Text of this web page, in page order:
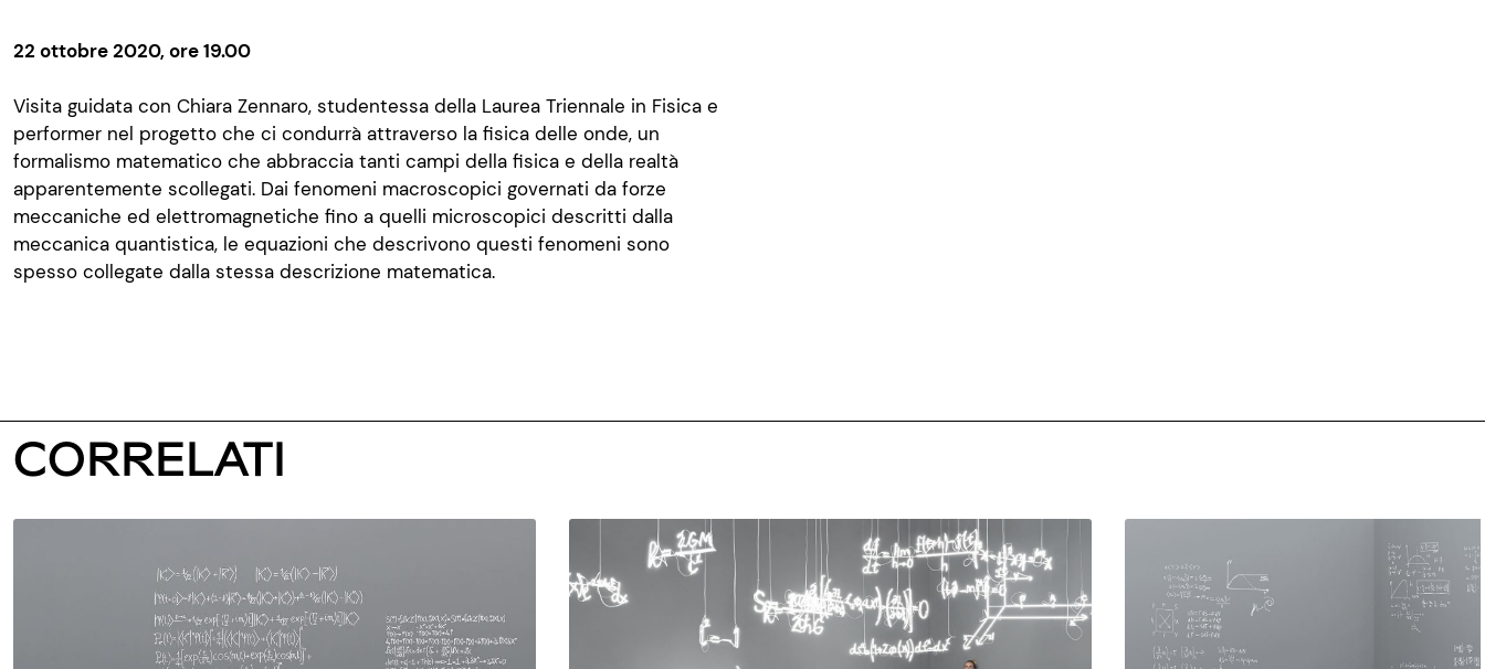
22 ottobre 2020, ore 19.00
Visita guidata con Chiara Zennaro, studentessa della Laurea Triennale in Fisica e
performer nel progetto che ci condurrà attraverso la fisica delle onde, un
formalismo matematico che abbraccia tanti campi della fisica e della realtà
apparentemente scollegati. Dai fenomeni macroscopici governati da forze
meccaniche ed elettromagnetiche fino a quelli microscopici descritti dalla
meccanica quantistica, le equazioni che descrivono questi fenomeni sono
spesso collegate dalla stessa descrizione matematica.
CORRELATI